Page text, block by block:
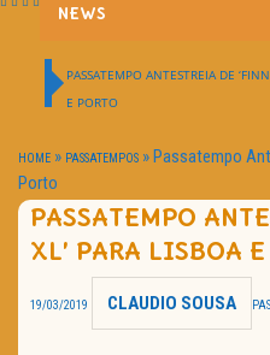
NEWS
NOTA PESSOAL
TRAILER DO DIA
Política de
PASSATEMPO ANTESTREIA DE
E PORTO
HOME » PASSATEMPOS »Passatempo
Porto
PASSATEMPO
XL’ PARA LISBOA
19/03/2019 CLAUDIO SOUSA